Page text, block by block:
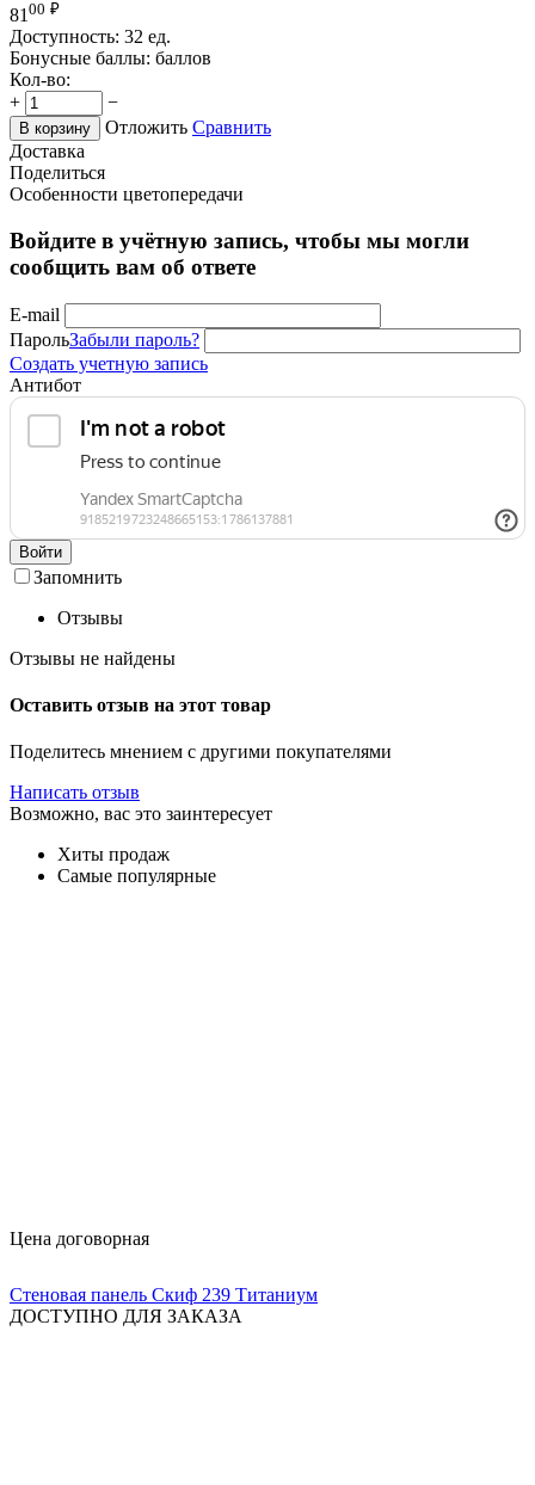
81 00 ₽
Доступность: 32 ед.
Бонусные баллы: баллов
Кол-во:
+
−
В корзину Отложить Сравнить
Доставка
Поделиться
Особенности цветопередачи
Войдите в учётную запись, чтобы мы могли
сообщить вам об ответе
E-mail
ПарольЗабыли пароль?
Создать учетную запись
Антибот
Войти
Запомнить
Отзывы
Отзывы не найдены
Оставить отзыв на этот товар
Поделитесь мнением с другими покупателями
Написать отзыв
Возможно, вас это заинтересует
Хиты продаж
Самые популярные
Цена договорная
Стеновая панель Скиф 239 Титаниум
ДОСТУПНО ДЛЯ ЗАКАЗА